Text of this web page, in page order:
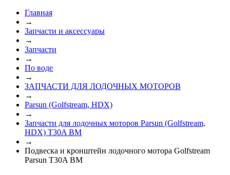
Главная
→
Запчасти и аксессуары
→
Запчасти
→
По воде
→
ЗАПЧАСТИ ДЛЯ ЛОДОЧНЫХ МОТОРОВ
→
Parsun (Golfstream, HDX)
→
Запчасти для лодочных моторов Parsun (Golfstream,
HDX) T30A BM
→
Подвеска и кронштейн лодочного мотора Golfstream
Parsun T30A BM